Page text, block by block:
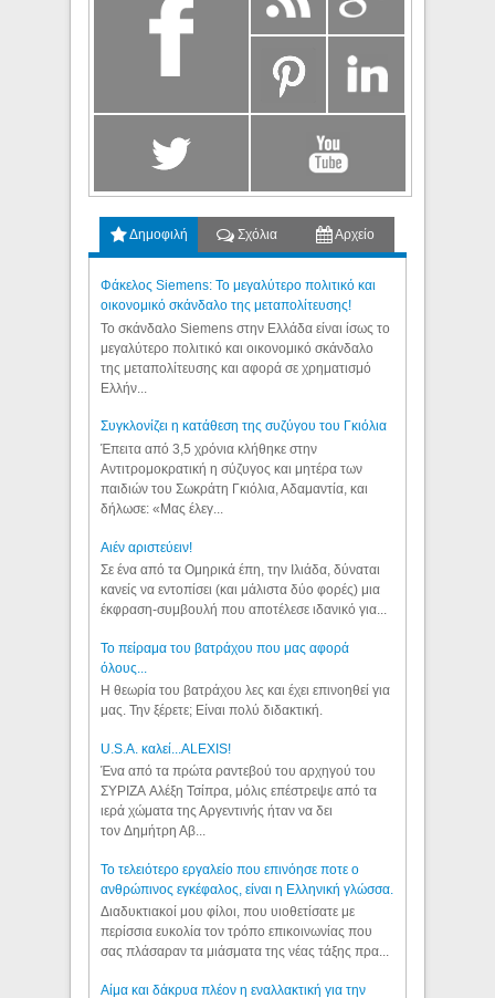
Δημοφιλή Σχόλια Αρχείο
Φάκελος Siemens: Το μεγαλύτερο πολιτικό και
οικονομικό σκάνδαλο της μεταπολίτευσης!
Το σκάνδαλο Siemens στην Ελλάδα είναι ίσως το
μεγαλύτερο πολιτικό και οικονομικό σκάνδαλο
της μεταπολίτευσης και αφορά σε χρηματισμό
Ελλήν...
Συγκλονίζει η κατάθεση της συζύγου του Γκιόλια
Έπειτα από 3,5 χρόνια κλήθηκε στην
Αντιτρομοκρατική η σύζυγος και μητέρα των
παιδιών του Σωκράτη Γκιόλια, Αδαμαντία, και
δήλωσε: «Μας έλεγ...
Aιέν αριστεύειν!
Σε ένα από τα Ομηρικά έπη, την Ιλιάδα, δύναται
κανείς να εντοπίσει (και μάλιστα δύο φορές) μια
έκφραση-συμβουλή που αποτέλεσε ιδανικό για...
Το πείραμα του βατράχου που μας αφορά
όλους...
Η θεωρία του βατράχου λες και έχει επινοηθεί για
μας. Την ξέρετε; Είναι πολύ διδακτική.
U.S.A. καλεί...ALEXIS!
Ένα από τα πρώτα ραντεβού του αρχηγού του
ΣΥΡΙΖΑ Αλέξη Τσίπρα, μόλις επέστρεψε από τα
ιερά χώματα της Αργεντινής ήταν να δει
τον Δημήτρη Αβ...
Το τελειότερο εργαλείο που επινόησε ποτε ο
ανθρώπινος εγκέφαλος, είναι η Ελληνική γλώσσα.
Διαδυκτιακοί μου φίλοι, που υιοθετίσατε με
περίσσια ευκολία τον τρόπο επικοινωνίας που
σας πλάσαραν τα μιάσματα της νέας τάξης πρα...
Αίμα και δάκρυα πλέον η εναλλακτική για την